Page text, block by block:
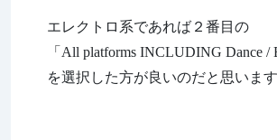
エレクトロ系であれば２番目の
「All platforms INCLUDING Dance /
を選択した方が良いのだと思います